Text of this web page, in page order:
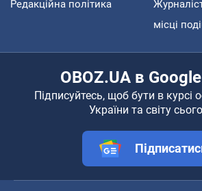
Редакційна політика
місці
OBOZ.UA в
Підписуйтесь, щоб бути в курсі
України та світу